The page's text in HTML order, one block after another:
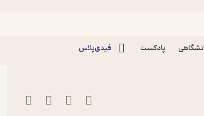
پادکست فیدی‌پلاس